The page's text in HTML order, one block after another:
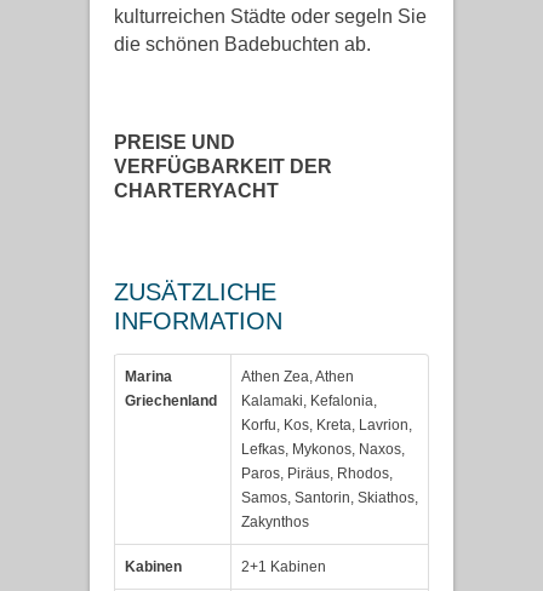
kulturreichen Städte oder segeln Sie
die schönen Badebuchten ab.
PREISE UND
VERFÜGBARKEIT DER
CHARTERYACHT
ZUSÄTZLICHE
INFORMATION
Marina
Griechenland
Athen Zea, Athen
Kalamaki, Kefalonia,
Korfu, Kos, Kreta, Lavrion,
Lefkas, Mykonos, Naxos,
Paros, Piräus, Rhodos,
Samos, Santorin, Skiathos,
Zakynthos
Kabinen 2+1 Kabinen